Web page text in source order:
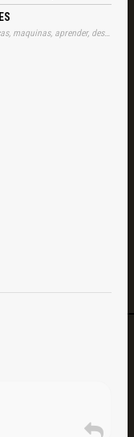
Tags: curso, cursos, manuales, manualitos, gratis, informacion, funcionamientos, formulas, hidraulicas, hidraulicos, hidráulicas, maquinas, aprender, descargas